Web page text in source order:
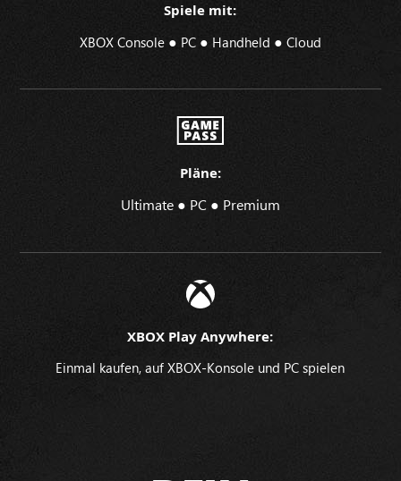
Spiele mit:
XBOX Console ● PC ● Handheld ● Cloud
Pläne:
Ultimate ● PC ● Premium
XBOX Play Anywhere:
Einmal kaufen, auf XBOX-Konsole und PC spielen